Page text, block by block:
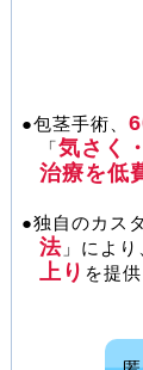
●包茎手術、
「気さく
治療を低
●独自のカス
法 」によ
上り を提